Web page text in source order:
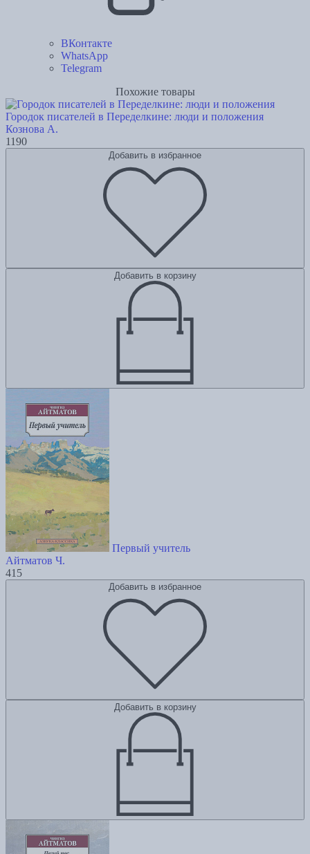
ВКонтакте
WhatsApp
Telegram
Похожие товары
Городок писателей в Переделкине: люди и положения
Кознова А.
1190
Добавить в избранное
Добавить в корзину
Первый учитель
Айтматов Ч.
415
Добавить в избранное
Добавить в корзину